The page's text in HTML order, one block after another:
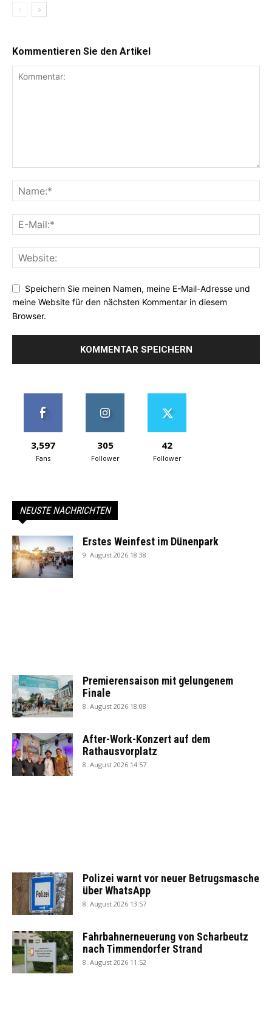
Kommentieren Sie den Artikel
Speichern Sie meinen Namen, meine E-Mail-Adresse und
meine Website für den nächsten Kommentar in diesem
Browser.
3,597
Fans
305
Follower
42
Follower
NEUSTE NACHRICHTEN
Erstes Weinfest im Dünenpark
9. August 2026 18:38
Premierensaison mit gelungenem
Finale
8. August 2026 18:08
After-Work-Konzert auf dem
Rathausvorplatz
8. August 2026 14:57
Polizei warnt vor neuer Betrugsmasche
über WhatsApp
8. August 2026 13:57
Fahrbahnerneuerung von Scharbeutz
nach Timmendorfer Strand
8. August 2026 11:52